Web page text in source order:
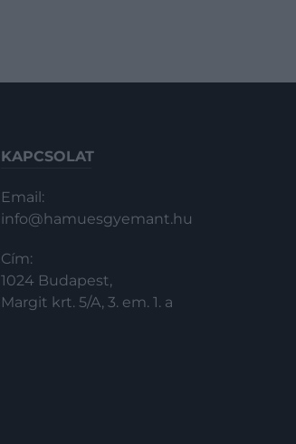
KAPCSOLAT
Email:
info@hamuesgyemant.hu
Cím:
1024 Budapest,
Margit krt. 5/A, 3. em. 1. a